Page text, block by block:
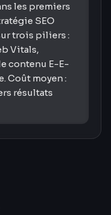
les premiers
SEO
trois piliers :
Vitals,
contenu E-E-
Coût moyen :
résultats